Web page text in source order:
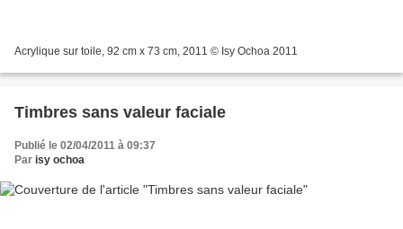
Acrylique sur toile, 92 cm x 73 cm, 2011 © Isy Ochoa 2011
Timbres sans valeur faciale
Publié le 02/04/2011 à 09:37
Par isy ochoa